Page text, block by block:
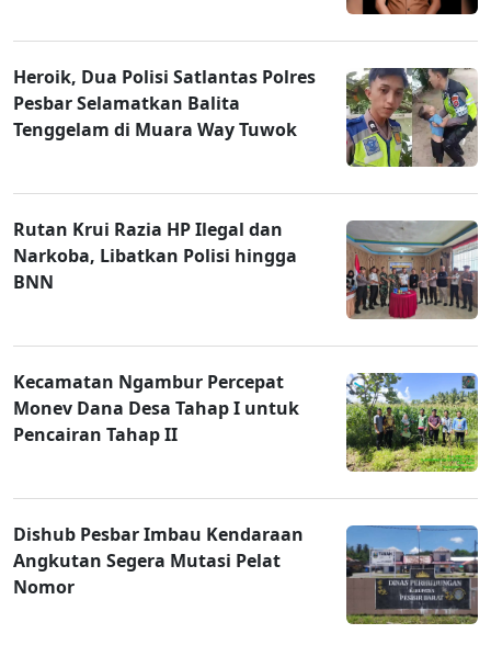
Heroik, Dua Polisi Satlantas Polres
Pesbar Selamatkan Balita
Tenggelam di Muara Way Tuwok
Rutan Krui Razia HP Ilegal dan
Narkoba, Libatkan Polisi hingga
BNN
Kecamatan Ngambur Percepat
Monev Dana Desa Tahap I untuk
Pencairan Tahap II
Dishub Pesbar Imbau Kendaraan
Angkutan Segera Mutasi Pelat
Nomor